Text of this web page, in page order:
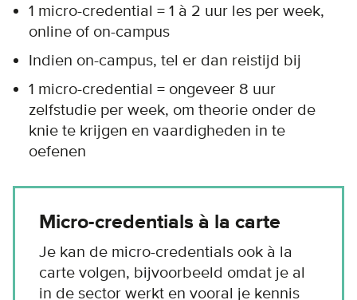
1 micro-credential = 1 à 2 uur les per week,
online of on-campus
Indien on-campus, tel er dan reistijd bij
1 micro-credential = ongeveer 8 uur
zelfstudie per week, om theorie onder de
knie te krijgen en vaardigheden in te
oefenen
Micro-credentials à la carte
Je kan de micro-credentials ook à la
carte volgen, bijvoorbeeld omdat je al
in de sector werkt en vooral je kennis